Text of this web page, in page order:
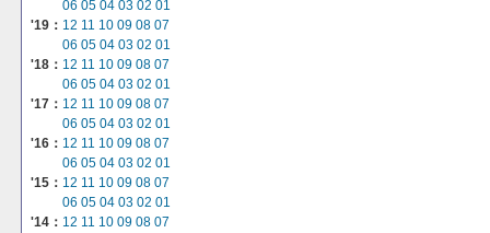
06 05 04 03 02 01
'19： 12 11 10 09 08 07
06 05 04 03 02 01
'18： 12 11 10 09 08 07
06 05 04 03 02 01
'17： 12 11 10 09 08 07
06 05 04 03 02 01
'16： 12 11 10 09 08 07
06 05 04 03 02 01
'15： 12 11 10 09 08 07
06 05 04 03 02 01
'14： 12 11 10 09 08 07